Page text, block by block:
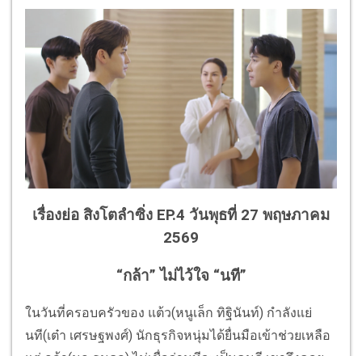
เรื่องย่อ สิงโตลำซิ่ง EP.4 วันพุธที่ 27 พฤษภาคม
2569
“กล้า” ไม่ไว้ใจ “นที”
ในวันที่ครอบครัวของ แต้ว(หนูเล็ก ทิฐินันท์) กำลังแย่
นที(เต๋า เศรษฐพงศ์) นักธุรกิจหนุ่มได้ยื่นมือเข้าช่วยเหลือ